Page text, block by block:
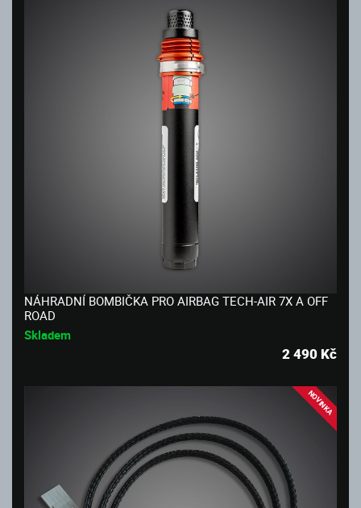
NÁHRADNÍ BOMBIČKA PRO AIRBAG TECH-AIR 7X A OFF
ROAD
Skladem
2 490 Kč
NOVINKA